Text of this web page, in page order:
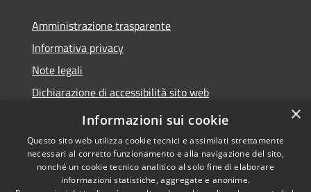
Amministrazione trasparente
Informativa privacy
Note legali
Dichiarazione di accessibilità sito web
WhistleblowingPA
Copyright © 2026 • Comune di
×
Informazioni sui cookie
Questo sito web utilizza cookie tecnici e assimilati strettamente
necessari al corretto funzionamento e alla navigazione del sito,
nonché un cookie tecnico analitico al solo fine di elaborare
informazioni statistiche, aggregate e anonime.